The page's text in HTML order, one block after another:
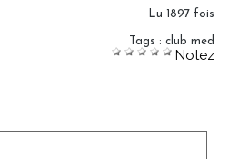
Lu 1897 fois
Tags : club med
Notez